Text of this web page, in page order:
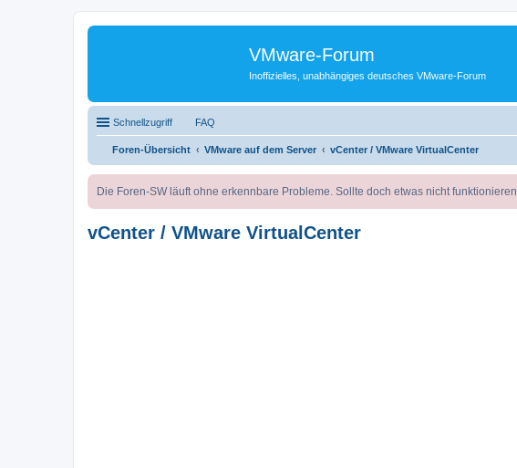
VMware-Forum
Inoffizielles, unabhängiges deutsches VMware-Forum
Schnellzugriff FAQ
Foren-Übersicht VMware auf dem Server vCenter / VMware VirtualCenter
Die Foren-SW läuft ohne erkennbare Probleme. Sollte doch etwas nicht funktionieren,
vCenter / VMware VirtualCenter